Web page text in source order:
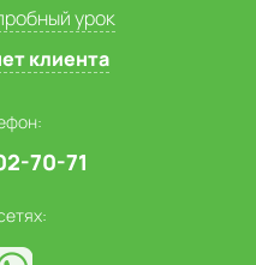
урок
клиента
70-71